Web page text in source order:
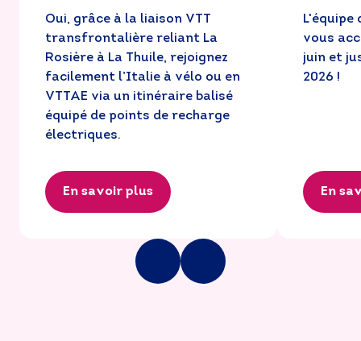
Oui, grâce à la liaison VTT
transfrontalière reliant La
Rosière à La Thuile, rejoignez
facilement l’Italie à vélo ou en
VTTAE via un itinéraire balisé
équipé de points de recharge
électriques.
En savoir plus
L'équipe
vous
juin et
2026 !
En